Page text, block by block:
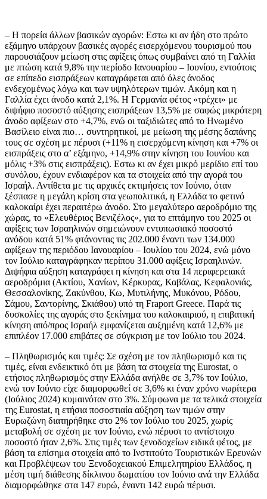
– Η πορεία άλλων βασικών αγορών: Εστω κι αν ήδη στο πρώτο
εξάμηνο υπάρχουν βασικές αγορές εισερχόμενου τουρισμού που
παρουσιάζουν μείωση στις αφίξεις όπως συμβαίνει από τη Γαλλία
με πτώση κατά 9,8% την περίοδο Ιανουαρίου – Ιουνίου, εντούτοις
σε επίπεδο εισπράξεων καταγράφεται από όλες άνοδος
ενδεχομένως λόγω και των υψηλότερων τιμών. Ακόμη και η
Γαλλία έχει άνοδο κατά 2,1%. Η Γερμανία φέτος «τρέχει» με
διψήφιο ποσοστό αύξησης εισπράξεων 13,5% με σαφώς μικρότερη
άνοδο αφίξεων στο +4,7%, ενώ οι ταξιδιώτες από το Ηνωμένο
Βασίλειο είναι πιο… συντηρητικοί, με μείωση της μέσης δαπάνης
τους σε σχέση με πέρυσι (+11% η εισερχόμενη κίνηση και +7% οι
εισπράξεις στο α’ εξάμηνο, +14,9% στην κίνηση του Ιουνίου και
μόλις +3% στις εισπράξεις). Εστω κι αν έχει μικρό μερίδιο επί του
συνόλου, έχουν ενδιαφέρον και τα στοιχεία από την αγορά του
Ισραήλ. Αντίθετα με τις αρχικές εκτιμήσεις τον Ιούνιο, όταν
ξέσπασε η μεγάλη κρίση στα γεωπολιτικά, η Ελλάδα το φετινό
καλοκαίρι έχει περαιτέρω άνοδο. Στο μεγαλύτερο αεροδρόμιο της
χώρας, το «Ελευθέριος Βενιζέλος», για το επτάμηνο του 2025 οι
αφίξεις των Ισραηλινών σημειώνουν εντυπωσιακό ποσοστό
ανόδου κατά 51% φτάνοντας τις 202.000 έναντι των 134.000
αφίξεων της περιόδου Ιανουαρίου – Ιουλίου του 2024, ενώ μόνο
τον Ιούλιο καταγράφηκαν περίπου 31.000 αφίξεις Ισραηλινών.
Διψήφια αύξηση καταγράφει η κίνηση και στα 14 περιφερειακά
αεροδρόμια (Ακτίου, Χανίων, Κέρκυρας, Καβάλας, Κεφαλονιάς,
Θεσσαλονίκης, Ζακύνθου, Κω, Μυτιλήνης, Μυκόνου, Ρόδου,
Σάµου, Σαντορίνης, Σκιάθου) υπό τη Fraport Greece. Παρά τις
δυσκολίες της αγοράς στο ξεκίνημα του καλοκαιριού, η επιβατική
κίνηση από/προς Ισραήλ εμφανίζεται αυξημένη κατά 12,6% με
επιπλέον 17.000 επιβάτες σε σύγκριση με τον Ιούλιο του 2024.
– Πληθωρισμός και τιμές: Σε σχέση με τον πληθωρισμό και τις
τιμές, είναι ενδεικτικό ότι με βάση τα στοιχεία της Eurostat, o
ετήσιος πληθωρισμός στην Ελλάδα ανήλθε σε 3,7% τον Ιούλιο,
ενώ τον Ιούνιο είχε διαμορφωθεί σε 3,6% κι έναν χρόνο νωρίτερα
(Ιούλιος 2024) κυμαινόταν στο 3%. Σύμφωνα με τα τελικά στοιχεία
της Eurostat, η ετήσια ποσοστιαία αύξηση των τιμών στην
Ευρωζώνη διατηρήθηκε στο 2% τον Ιούλιο του 2025, χωρίς
μεταβολή σε σχέση με τον Ιούνιο, ενώ πέρυσι το αντίστοιχο
ποσοστό ήταν 2,6%. Στις τιμές των ξενοδοχείων ειδικά φέτος, με
βάση τα επίσημα στοιχεία από το Ινστιτούτο Τουριστικών Ερευνών
και Προβλέψεων του Ξενοδοχειακού Επιμελητηρίου Ελλάδος, η
μέση τιμή διάθεσης δίκλινου δωματίου τον Ιούνιο ανά την Ελλάδα
διαμορφώθηκε στα 147 ευρώ, έναντι 142 ευρώ πέρυσι.